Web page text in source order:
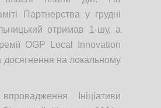
Партнерства у грудні
отримав 1-шу, а
OGP Local Innovation
досягнення на локальному
Ініціативи